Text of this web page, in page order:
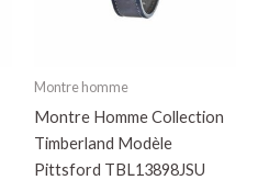
Montre homme
Montre Homme Collection
Timberland Modèle
Pittsford TBL13898JSU